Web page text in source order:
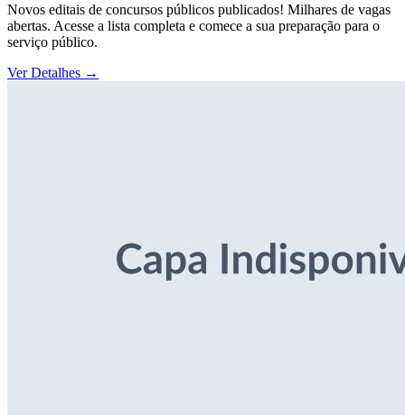
Novos editais de concursos públicos publicados! Milhares de vagas
abertas. Acesse a lista completa e comece a sua preparação para o
serviço público.
Ver Detalhes →